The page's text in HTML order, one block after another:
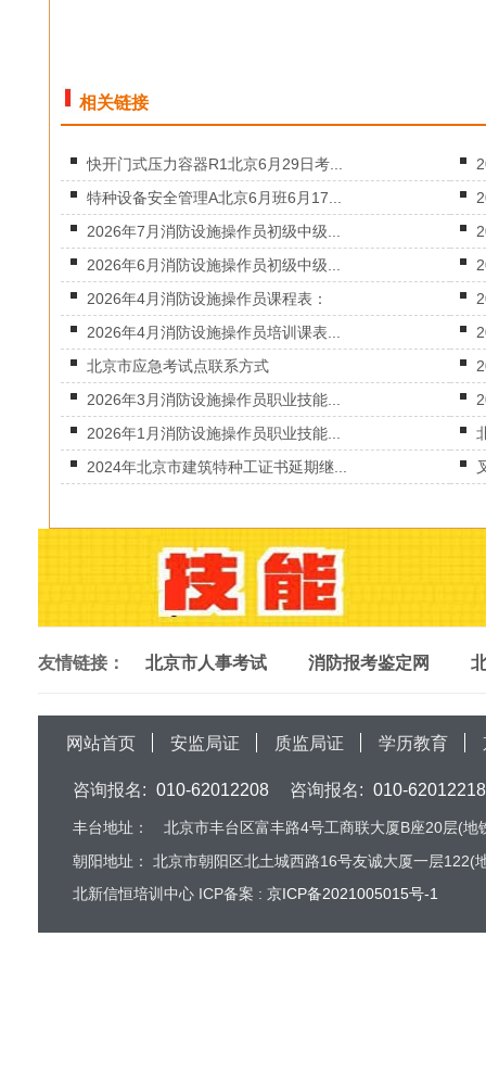
相关链接
快开门式压力容器R1北京6月29日考...
特种设备安全管理A北京6月班6月17...
2026年7月消防设施操作员初级中级...
2026年6月消防设施操作员初级中级...
2026年4月消防设施操作员课程表：
2026年4月消防设施操作员培训课表...
北京市应急考试点联系方式
2026年3月消防设施操作员职业技能...
2026年1月消防设施操作员职业技能...
2024年北京市建筑特种工证书延期继...
友情链接： 北京市人事考试 消防报考鉴定网
网站首页 安监局证 质监局证 学历教育
咨询报名: 010-62012208 咨询报名: 010-62012218
丰台地址：
北京市丰台区富丰路4号工商联大厦B座20层(
朝阳地址：
北京市朝阳区北土城西路16号友诚大厦一层122(
北新信恒培训中心 ICP备案 : 京ICP备2021005015号-1